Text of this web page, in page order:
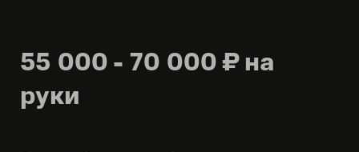
55 000 - 70 000 ₽ на
руки